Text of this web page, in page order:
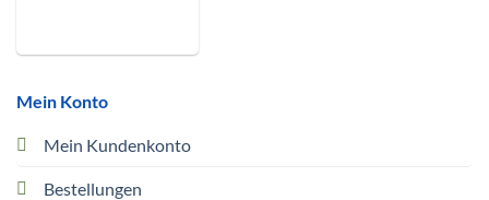
Mein Konto
Mein Kundenkonto
Bestellungen